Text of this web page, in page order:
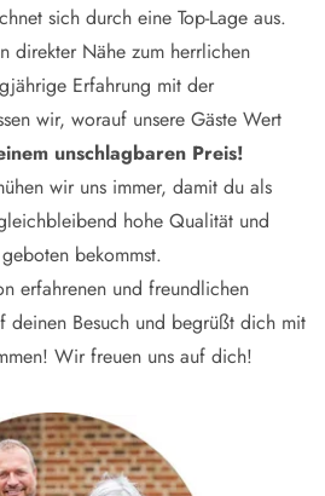
sich durch eine Top-Lage aus.
direkter Nähe zum herrlichen
Erfahrung mit der
wir, worauf unsere Gäste Wert
unschlagbaren Preis!
wir uns immer, damit du als
hohe Qualität und
bekommst.
erfahrenen und freundlichen
deinen Besuch und begrüßt dich mit
Wir freuen uns auf dich!